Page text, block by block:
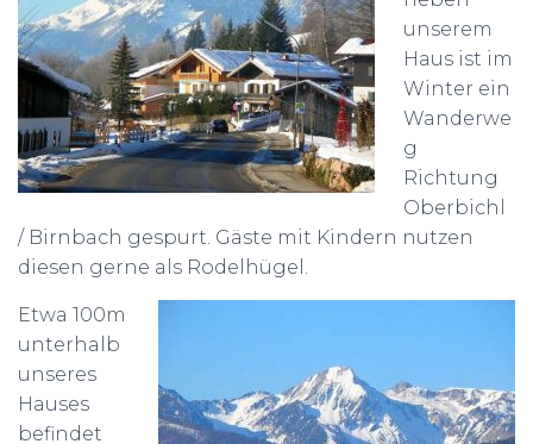
unserem
Haus ist im
Winter ein
Wanderwe
g
Richtung
Oberbichl
/ Birnbach gespurt. Gäste mit Kindern nutzen
diesen gerne als Rodelhügel.
Etwa 100m
unterhalb
unseres
Hauses
befindet